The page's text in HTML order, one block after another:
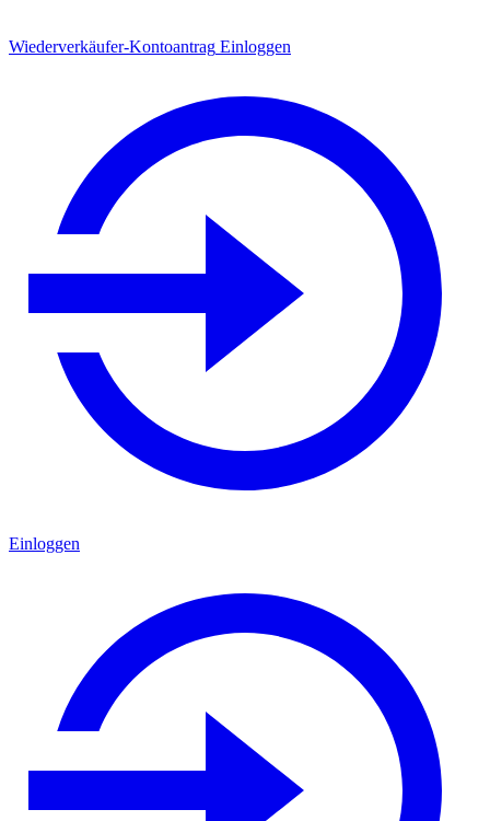
Wiederverkäufer-Kontoantrag Einloggen
Einloggen